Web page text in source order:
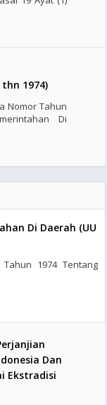
1974)
Nomor Tahun
Di
Di Daerah (UU
1974 Tentang
Dan
Ekstradisi